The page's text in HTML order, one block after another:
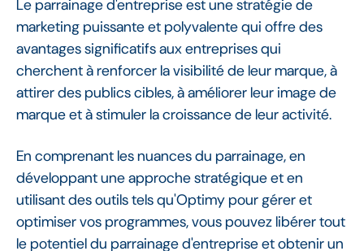
Le parrainage d'entreprise est une stratégie de
marketing puissante et polyvalente qui offre des
avantages significatifs aux entreprises qui
cherchent à renforcer la visibilité de leur marque, à
attirer des publics cibles, à améliorer leur image de
marque et à stimuler la croissance de leur activité.
En comprenant les nuances du parrainage, en
développant une approche stratégique et en
utilisant des outils tels qu'Optimy pour gérer et
optimiser vos programmes, vous pouvez libérer tout
le potentiel du parrainage d'entreprise et obtenir un